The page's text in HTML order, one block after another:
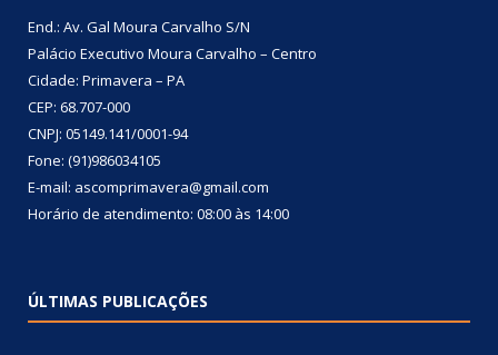
End.: Av. Gal Moura Carvalho S/N
Palácio Executivo Moura Carvalho – Centro
Cidade: Primavera – PA
CEP: 68.707-000
CNPJ: 05149.141/0001-94
Fone: (91)986034105
E-mail: ascomprimavera@gmail.com
Horário de atendimento: 08:00 às 14:00
ÚLTIMAS PUBLICAÇÕES